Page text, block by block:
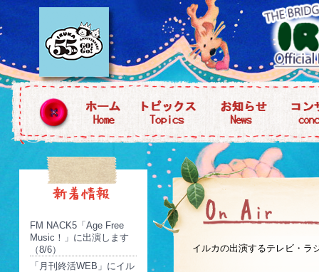
FM NACK5「Age Free
Music！」に出演します
（8/6）
「月刊終活WEB」にイル
イルカの出演するテレビ・ラ